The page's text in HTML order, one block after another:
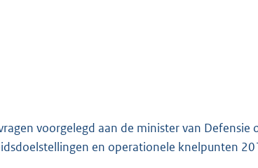
voorgelegd aan de minister van Defensie
en operationele knelpunten